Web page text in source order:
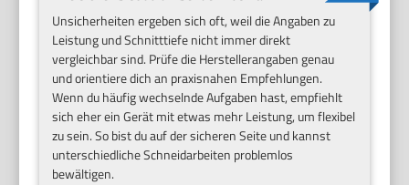
Unsicherheiten ergeben sich oft, weil die Angaben zu
Leistung und Schnitttiefe nicht immer direkt
vergleichbar sind. Prüfe die Herstellerangaben genau
und orientiere dich an praxisnahen Empfehlungen.
Wenn du häufig wechselnde Aufgaben hast, empfiehlt
sich eher ein Gerät mit etwas mehr Leistung, um flexibel
zu sein. So bist du auf der sicheren Seite und kannst
unterschiedliche Schneidarbeiten problemlos
bewältigen.